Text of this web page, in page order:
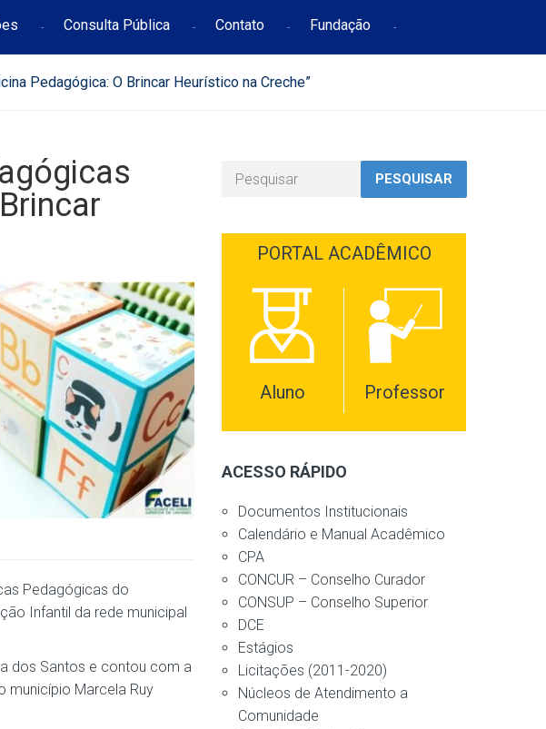
Consulta Pública Contato Fundação
Pedagógica: O Brincar Heurístico na Creche”
Pedagógicas do
Infantil da rede municipal
dos Santos e contou com a
município Marcela Ruy
PESQUISAR
PORTAL ACADÊMICO
Aluno Professor
ACESSO RÁPIDO
Documentos Institucionais
Calendário e Manual Acadêmico
CPA
CONCUR – Conselho Curador
CONSUP – Conselho Superior
DCE
Estágios
Licitações (2011-2020)
Núcleos de Atendimento a
Comunidade